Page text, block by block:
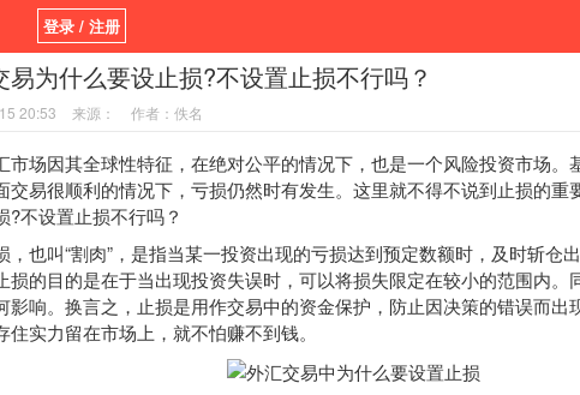
登录 / 注册
新闻 观点
指标EA
易为什么要设止损?不设置止损不行吗？
20:53 来源： 作者：佚名
场因其全球性特征，在绝对公平的情况下，也是一个风险投资市场。
交易很顺利的情况下，亏损仍然时有发生。这里就不得不说到止损的重
?不设置止损不行吗？
也叫“割肉”，是指当某一投资出现的亏损达到预定数额时，及时斩仓
损的目的是在于当出现投资失误时，可以将损失限定在较小的范围内。
影响。换言之，止损是用作交易中的资金保护，防止因决策的错误而出
住实力留在市场上，就不怕赚不到钱。